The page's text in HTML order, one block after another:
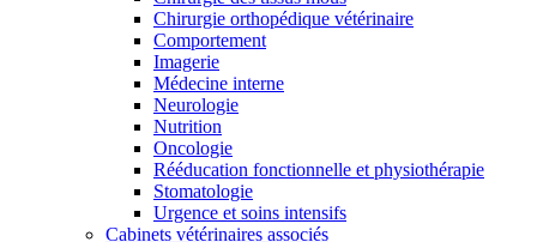
Chirurgie orthopédique vétérinaire
Comportement
Imagerie
Médecine interne
Neurologie
Nutrition
Oncologie
Rééducation fonctionnelle et physiothérapie
Stomatologie
Urgence et soins intensifs
Cabinets vétérinaires associés